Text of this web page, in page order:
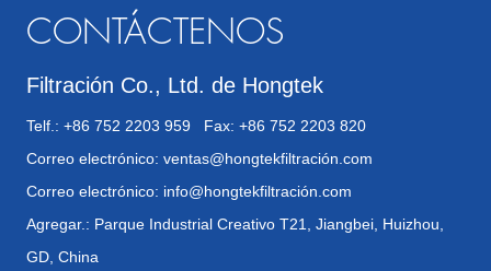
CONTÁCTENOS
Filtración Co., Ltd. de Hongtek
Telf.: +86 752 2203 959 Fax: +86 752 2203 820
Correo electrónico: ventas@hongtekfiltración.com
Correo electrónico: info@hongtekfiltración.com
Agregar.: Parque Industrial Creativo T21, Jiangbei, Huizhou,
GD, China